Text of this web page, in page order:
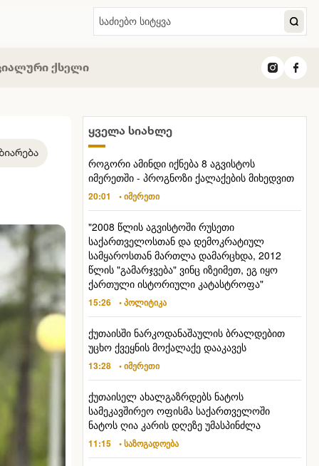
ქსელი
ყველა სიახლე
როგორი ამინდი იქნება 8 აგვისტოს
იმერეთში - პროგნოზი ქალაქების მიხედვით
20:01 • იმერეთი
"2008 წლის აგვისტოში რუსეთი
საქართველოსთან და დემოკრატიულ
სამყაროსთან მართლა დამარცხდა, 2012
წლის "გამარჯვება" ვინც იზეიმეთ, ეგ იყო
ქართული ისტორიული კატასტროფა"
15:26 • პოლიტიკა
ქუთაისში ნარკოდანაშაულის ბრალდებით
უცხო ქვეყნის მოქალაქე დააკავეს
13:28 • იმერეთი
ქუთაისელ ახალგაზრდებს ნატოს
სამეკავშირეო ოფისმა საქართველოში
ნატოს ღია კარის დღეზე უმასპინძლა
11:15 • საზოგადოება